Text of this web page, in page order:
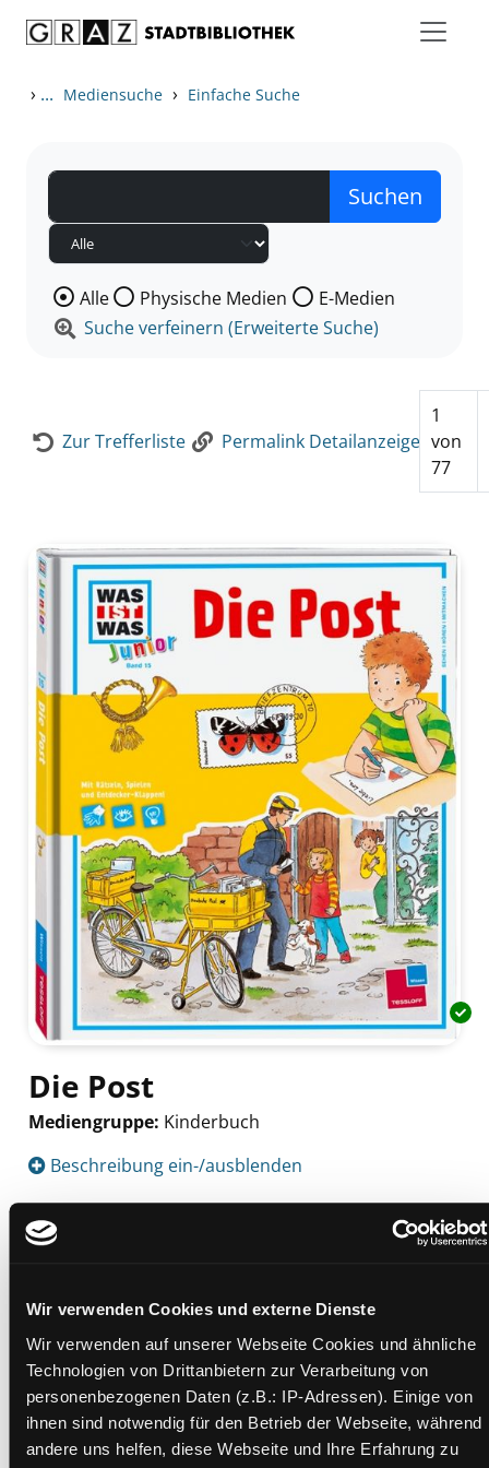
Wir verwenden Cookies und externe Dienste
Wir verwenden auf unserer Webseite Cookies und ähnliche
Technologien von Drittanbietern zur Verarbeitung von
personenbezogenen Daten (z.B.: IP-Adressen). Einige von
ihnen sind notwendig für den Betrieb der Webseite, während
andere uns helfen, diese Webseite und Ihre Erfahrung zu
› ... Mediensuche › Einfache Suche
Wählen Sie die Medienart nach der Sie suchen wollen.
Alle Physische Medien
E-Medien
Suche verfeinern (Erweiterte Suche)
Zur Trefferliste Permalink Detailanzeige
1
von
77
Die Post
Mediengruppe: Kinderbuch
Beschreibung ein-/ausblenden
Mehr Informationen ein-/ausblenden
Exemplare
Zweigstelle: Bücherbus
Signatur:JD.JV POS
Standort 2: Depot Bücherbus
Status: Verfügbar